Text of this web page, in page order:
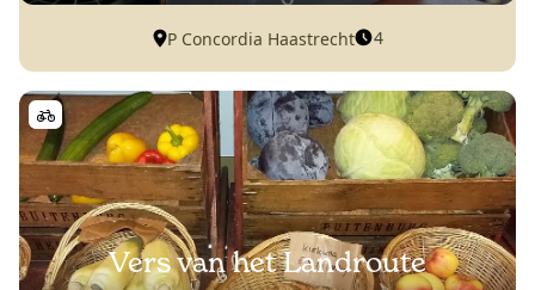
P Concordia Haastrecht 4
Vers van het Landroute